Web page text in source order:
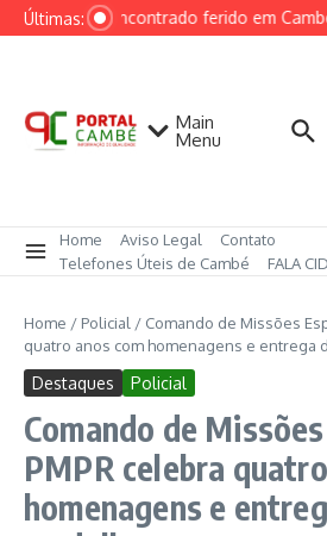
Ir para o conteúdo
Últimas:
Homem encontrado ferido em Cambé
Main
Menu
Home Aviso Legal
Contato
Telefones Úteis de Cambé
FALA
Home / Policial / Comando de Missões
quatro anos com homenagens e entrega
Destaques Policial
Comando de
PMPR celebra
homenagens e